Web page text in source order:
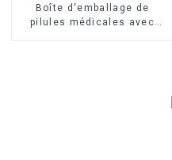
Boîte d'emballage de
pilules médicales avec